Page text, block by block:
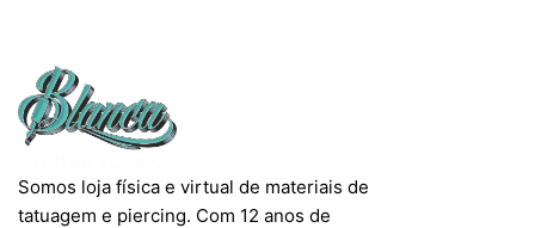
Somos loja física e virtual de materiais de
tatuagem e piercing. Com 12 anos de